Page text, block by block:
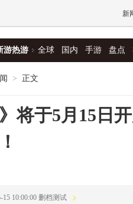
新
游热游 全球 国内 手游 盘点
> 正文
将于5月15日
15 10:00:00 删档测试